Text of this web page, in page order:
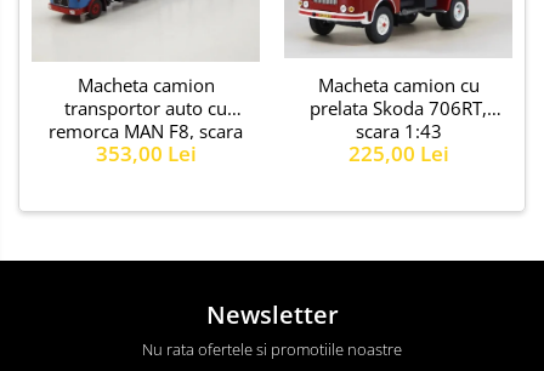
Macheta camion
transportor auto cu
remorca MAN F8, scara
1:43
353,00 Lei
Macheta camion cu
prelata Skoda 706RT,
scara 1:43
225,00 Lei
Newsletter
Nu rata ofertele si promotiile noastre